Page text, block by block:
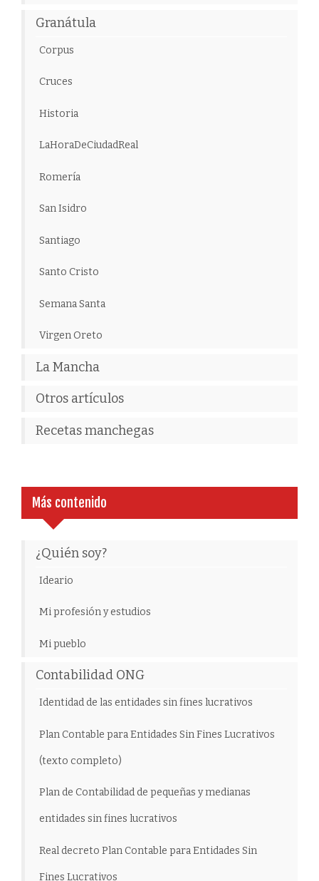
Granátula
Corpus
Cruces
Historia
LaHoraDeCiudadReal
Romería
San Isidro
Santiago
Santo Cristo
Semana Santa
Virgen Oreto
La Mancha
Otros artículos
Recetas manchegas
Más contenido
¿Quién soy?
Ideario
Mi profesión y estudios
Mi pueblo
Contabilidad ONG
Identidad de las entidades sin fines lucrativos
Plan Contable para Entidades Sin Fines Lucrativos
(texto completo)
Plan de Contabilidad de pequeñas y medianas
entidades sin fines lucrativos
Real decreto Plan Contable para Entidades Sin
Fines Lucrativos